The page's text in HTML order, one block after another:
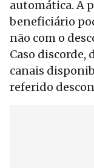
automática. A
beneficiário
não com o
Caso discorde,
canais
referido